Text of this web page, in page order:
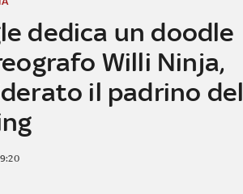
dedica un doodle
Willi Ninja,
il padrino del